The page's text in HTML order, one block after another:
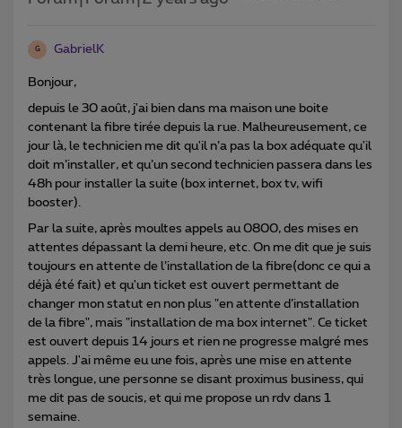
G GabrielK
Bonjour,
depuis le 30 août, j'ai bien dans ma maison une boite
contenant la fibre tirée depuis la rue. Malheureusement, ce
jour là, le technicien me dit qu'il n’a pas la box adéquate qu'il
doit m’installer, et qu’un second technicien passera dans les
48h pour installer la suite (box internet, box tv, wifi
booster).
Par la suite, après moultes appels au 0800, des mises en
attentes dépassant la demi heure, etc. On me dit que je suis
toujours en attente de l’installation de la fibre(donc ce qui a
déjà été fait) et qu'un ticket est ouvert permettant de
changer mon statut en non plus "en attente d’installation
de la fibre", mais "installation de ma box internet". Ce ticket
est ouvert depuis 14 jours et rien ne progresse malgré mes
appels. J'ai même eu une fois, après une mise en attente
très longue, une personne se disant proximus business, qui
me dit pas de soucis, et qui me propose un rdv dans 1
semaine.